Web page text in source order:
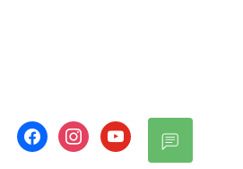
facebookinstagram
youtube